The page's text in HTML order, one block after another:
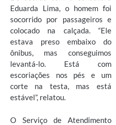
Eduarda Lima, o homem foi
socorrido por passageiros e
colocado na calçada. “Ele
estava preso embaixo do
ônibus, mas conseguimos
levantá-lo. Está com
escoriações nos pés e um
corte na testa, mas está
estável”, relatou.
O Serviço de Atendimento